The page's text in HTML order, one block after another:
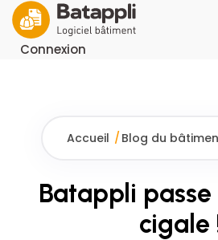
Connexion
Accueil / Blog du
Batappli
cigale